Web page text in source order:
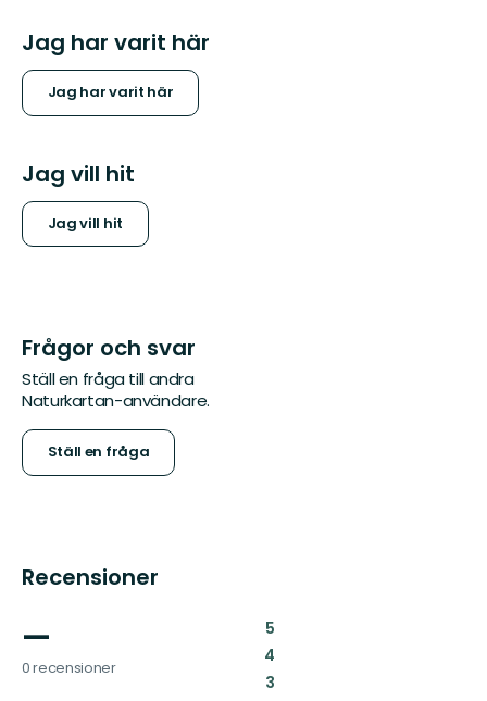
Jag har varit här
Jag har varit här
Jag vill hit
Jag vill hit
Frågor och svar
Ställ en fråga till andra
Naturkartan-användare.
Ställ en fråga
Recensioner
—
0 recensioner
5:
4:
3: